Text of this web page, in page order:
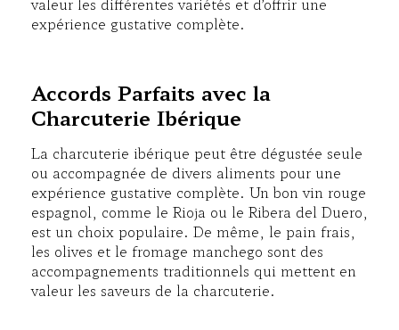
valeur les différentes variétés et d’offrir une
expérience gustative complète.
Accords Parfaits avec la
Charcuterie Ibérique
La charcuterie ibérique peut être dégustée seule
ou accompagnée de divers aliments pour une
expérience gustative complète. Un bon vin rouge
espagnol, comme le Rioja ou le Ribera del Duero,
est un choix populaire. De même, le pain frais,
les olives et le fromage manchego sont des
accompagnements traditionnels qui mettent en
valeur les saveurs de la charcuterie.